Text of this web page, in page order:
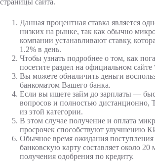
Данная процентная ставка является
низких на рынке, так как обычно
компании устанавливают ставку,
1.2% в день.
Чтобы узнать подробнее о том, как
посетите раздел на официальном сайте
Вы можете обналичить деньги
банкоматом Вашего банка.
Если вы ищете займ до зарплаты —
вопросов и полностью дистанционно,
из этой категории.
В этом случае получение и оплата
просрочек способствуют улучшению
Обычное время ожидания поступления
банковскую карту составляет около 20
получения одобрения по кредиту.